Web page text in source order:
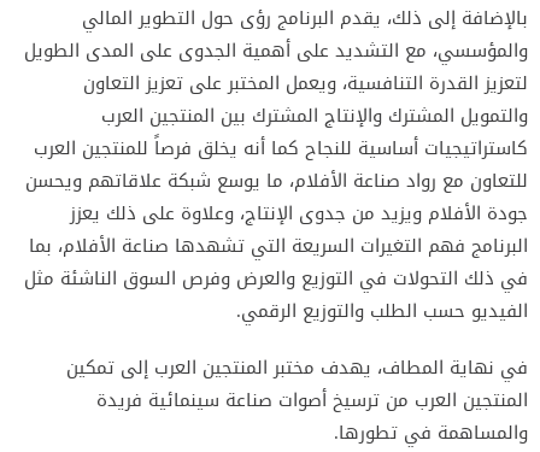
بالإضافة إلى ذلك، يقدم البرنامج رؤى حول التطوير المالي
والمؤسسي، مع التشديد على أهمية الجدوى على المدى الطويل
لتعزيز القدرة التنافسية، ويعمل المختبر على تعزيز التعاون
والتمويل المشترك والإنتاج المشترك بين المنتجين العرب
كاستراتيجيات أساسية للنجاح كما أنه يخلق فرصاً للمنتجين العرب
للتعاون مع رواد صناعة الأفلام، ما يوسع شبكة علاقاتهم ويحسن
جودة الأفلام ويزيد من جدوى الإنتاج، وعلاوة على ذلك يعزز
البرنامج فهم التغيرات السريعة التي تشهدها صناعة الأفلام، بما
في ذلك التحولات في التوزيع والعرض وفرص السوق الناشئة مثل
الفيديو حسب الطلب والتوزيع الرقمي.
في نهاية المطاف، يهدف مختبر المنتجين العرب إلى تمكين
المنتجين العرب من ترسيخ أصوات صناعة سينمائية فريدة
والمساهمة في تطورها.